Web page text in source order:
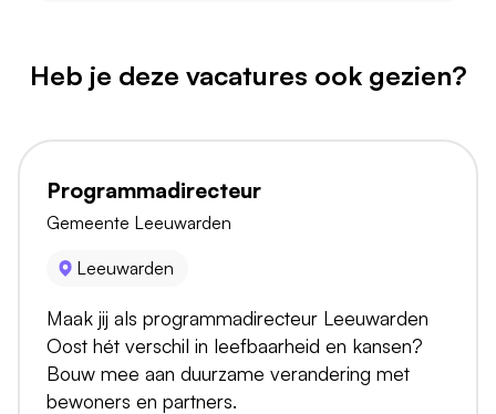
Heb je deze vacatures ook gezien?
Programmadirecteur
Gemeente Leeuwarden
Leeuwarden
Maak jij als programmadirecteur Leeuwarden
Oost hét verschil in leefbaarheid en kansen?
Bouw mee aan duurzame verandering met
bewoners en partners.